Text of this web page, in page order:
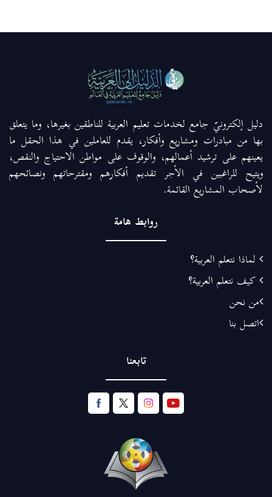
دليل إلكترونيّ جامع لخدمات تعليم العربية للناطقين بغيرها، وما يتعلق
بها من مبادرات ومشاريع وأفكار، يقدم للعاملين في هذا الحقل ما
يعينهم على ترشيد أعمالهم، والوقوف على مواطن الاحتياج والنقص،
ويتيح للراغبين في الأجر تقديم أفكارهم ومقترحاتهم ونصائحهم
لأصحاب المشاريع القائمة.
روابط هامة
لماذا نتعلم العربية؟
كيف نتعلم العربية؟
من نحن
اتصل بنا
تابعنا